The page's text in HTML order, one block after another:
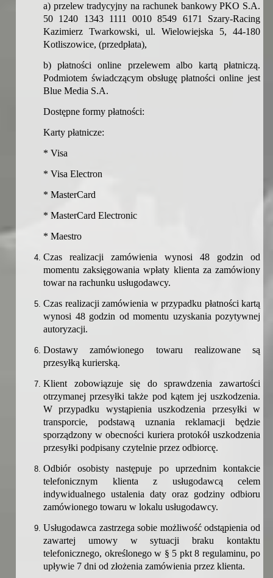
a) przelew tradycyjny na rachunek bankowy PKO S.A.
50 1240 1343 1111 0010 8549 6171 Szary-Racing
Kazimierz Twarkowski, ul. Wielowiejska 5, 44-180
Kotliszowice, (przedpłata),
b) płatności online przelewem albo kartą płatniczą.
Podmiotem świadczącym obsługę płatności online jest
Blue Media S.A.
Dostępne formy płatności:
Karty płatnicze:
* Visa
* Visa Electron
* MasterCard
* MasterCard Electronic
* Maestro
Czas realizacji zamówienia wynosi 48 godzin od
momentu zaksięgowania wpłaty klienta za zamówiony
towar na rachunku usługodawcy.
Czas realizacji zamówienia w przypadku płatności kartą
wynosi 48 godzin od momentu uzyskania pozytywnej
autoryzacji.
Dostawy zamówionego towaru realizowane są
przesyłką kurierską.
Klient zobowiązuje się do sprawdzenia zawartości
otrzymanej przesyłki także pod kątem jej uszkodzenia.
W przypadku wystąpienia uszkodzenia przesyłki w
transporcie, podstawą uznania reklamacji będzie
sporządzony w obecności kuriera protokół uszkodzenia
przesyłki podpisany czytelnie przez odbiorcę.
Odbiór osobisty następuje po uprzednim kontakcie
telefonicznym klienta z usługodawcą celem
indywidualnego ustalenia daty oraz godziny odbioru
zamówionego towaru w lokalu usługodawcy.
Usługodawca zastrzega sobie możliwość odstąpienia od
zawartej umowy w sytuacji braku kontaktu
telefonicznego, określonego w § 5 pkt 8 regulaminu, po
upływie 7 dni od złożenia zamówienia przez klienta.